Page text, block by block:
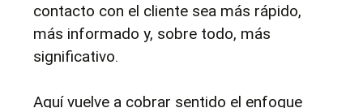
contacto con el cliente sea más rápido,
más informado y, sobre todo, más
significativo.
Aquí vuelve a cobrar sentido el enfoque